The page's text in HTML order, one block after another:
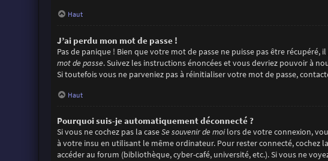
Haut
J’ai perdu mon mot de passe !
Pas de panique ! Bien que votre mot de passe ne puisse pas être
mot de passe. Suivez les instructions énoncées et vous devriez pouvoir à
Si toutefois vous ne parveniez pas à réinitialiser votre mot de passe,
Haut
Pourquoi suis-je automatiquement déconnecté ?
Si vous ne cochez pas la caseSe souvenir de moilors de votre connexion,
à votre insu en utilisant le même ordinateur. Pour rester connecté, cochez
accéder au forum (bibliothèque, cyber-café, université, etc.). Si vous ne